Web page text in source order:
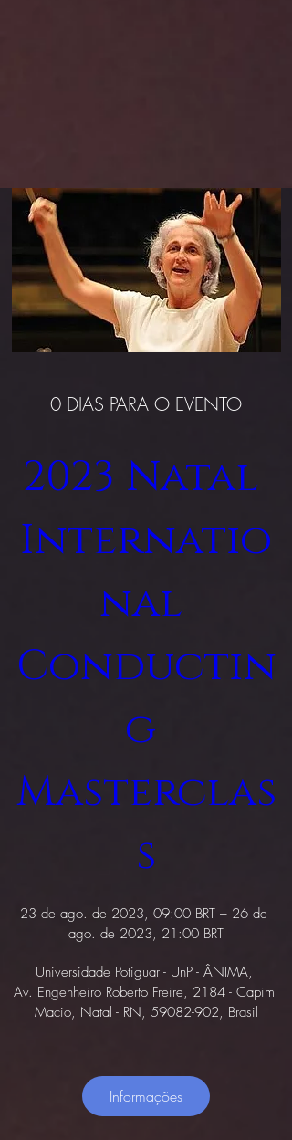
0 DIAS PARA O EVENTO
2023 Natal
Internatio
nal
Conductin
g
Masterclas
s
23 de ago. de 2023, 09:00 BRT – 26 de
ago. de 2023, 21:00 BRT
Universidade Potiguar - UnP - ÂNIMA,
Av. Engenheiro Roberto Freire, 2184 - Capim
Macio, Natal - RN, 59082-902, Brasil
Informações